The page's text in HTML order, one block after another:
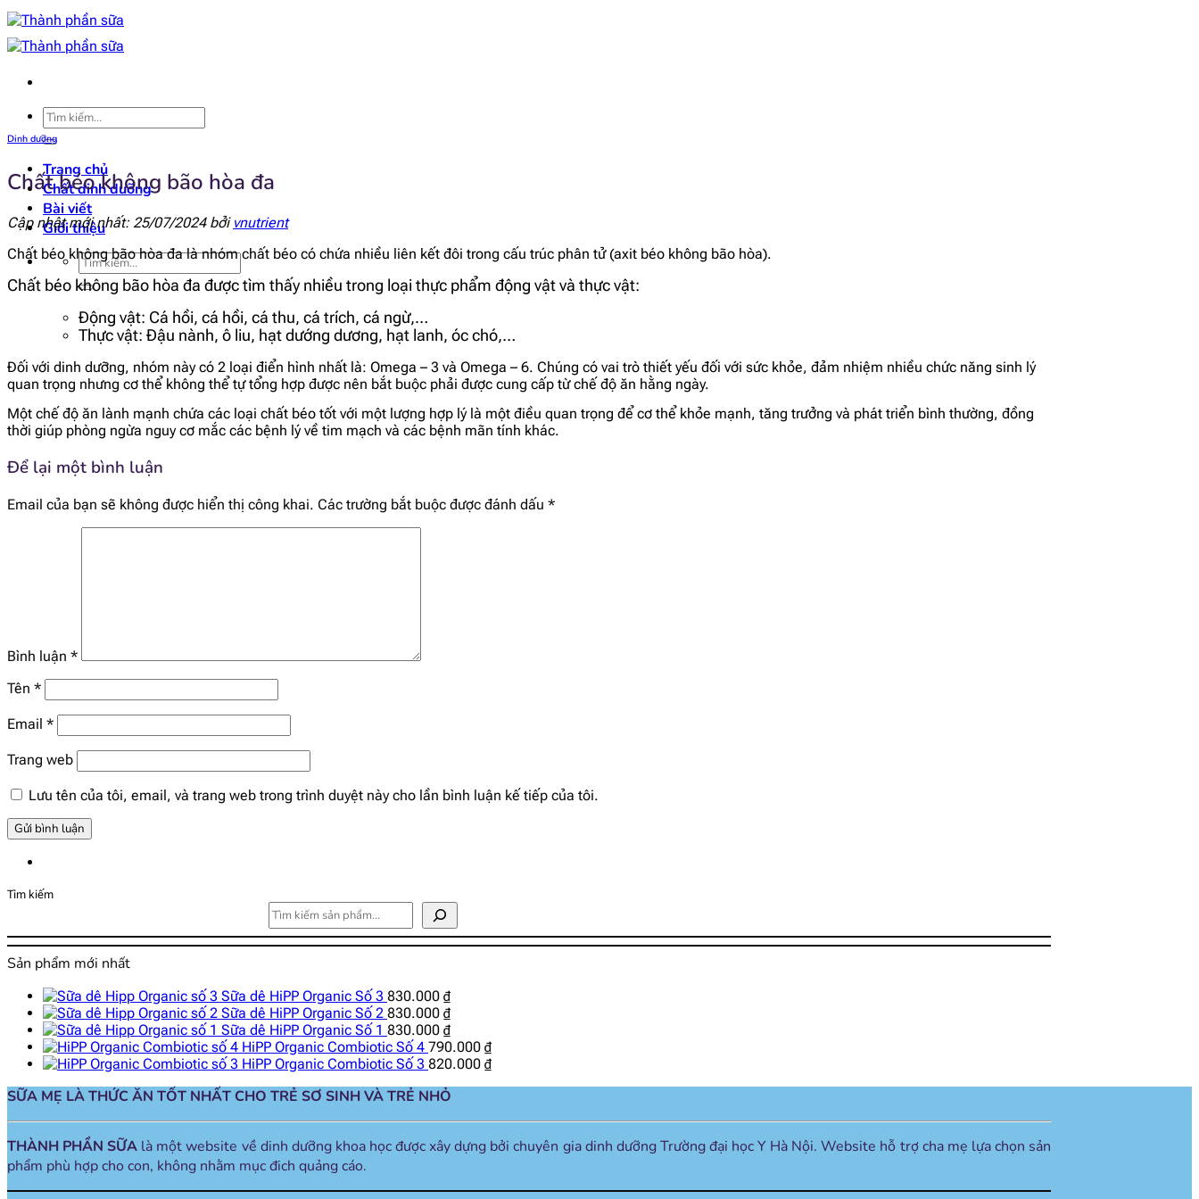
Bỏ
qua
nội
Tìm
kiếm:
Trang chủ
Chất dinh dưỡng
Bài viết
Giới thiệu
Tìm
kiếm:
Dinh dưỡng
Chất béo không bão hòa đa
Cập nhật mới nhất: 25/07/2024 bởi vnutrient
Chất béo không bão hòa đa là nhóm chất béo có chứa nhiều liên kết đôi trong cấu trúc phân tử (axit béo không bão hòa).
Chất béo không bão hòa đa được tìm thấy nhiều trong loại thực phẩm động vật và thực vật:
Động vật: Cá hồi, cá hồi, cá thu, cá trích, cá ngừ,…
Thực vật: Đậu nành, ô liu, hạt dướng dương, hạt lanh, óc chó,…
Đối với dinh dưỡng, nhóm này có 2 loại điển hình nhất là: Omega – 3 và Omega – 6. Chúng có vai trò thiết yếu đối với sức khỏe, đảm nhiệm nhiều chức năng sinh lý
quan trọng nhưng cơ thể không thể tự tổng hợp được nên bắt buộc phải được cung cấp từ chế độ ăn hằng ngày.
Một chế độ ăn lành mạnh chứa các loại chất béo tốt với một lượng hợp lý là một điều quan trọng để cơ thể khỏe mạnh, tăng trưởng và phát triển bình thường, đồng
thời giúp phòng ngừa nguy cơ mắc các bệnh lý về tim mạch và các bệnh mãn tính khác.
Để lại một bình luận
Email của bạn sẽ không được hiển thị công khai. Các trường bắt buộc được đánh dấu *
Bình luận *
Tên *
Email *
Trang web
Lưu tên của tôi, email, và trang web trong trình duyệt này cho lần bình luận kế tiếp của tôi.
Tìm kiếm
Sản phẩm mới nhất
Sữa dê HiPP Organic Số 3 830.000 ₫
Sữa dê HiPP Organic Số 2 830.000 ₫
Sữa dê HiPP Organic Số 1 830.000 ₫
HiPP Organic Combiotic Số 4 790.000 ₫
HiPP Organic Combiotic Số 3 820.000 ₫
SỮA MẸ LÀ THỨC ĂN TỐT NHẤT CHO TRẺ SƠ SINH VÀ TRẺ NHỎ
THÀNH PHẦN SỮA là một website về dinh dưỡng khoa học được xây dựng bởi chuyên gia dinh dưỡng Trường đại học Y Hà Nội. Website hỗ trợ cha mẹ lựa chọn sản
phẩm phù hợp cho con, không nhằm mục đich quảng cáo.